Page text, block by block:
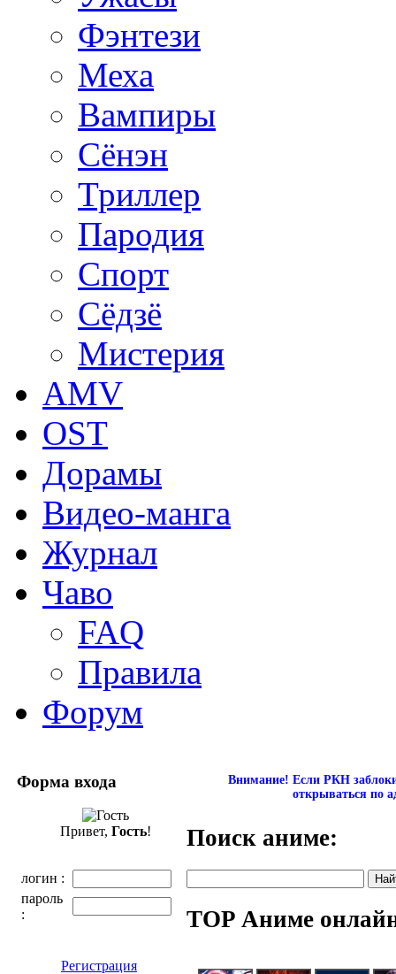
Фэнтези
Меха
Вампиры
Сёнэн
Триллер
Пародия
Спорт
Сёдзё
Мистерия
AMV
OST
Дорамы
Видео-манга
Журнал
Чаво
FAQ
Правила
Форум
Форма входа
Привет, Гость!
логин :
пароль
:
Регистрация
Внимание! Если РКН
открываться по
Поиск аниме:
TOP Аниме